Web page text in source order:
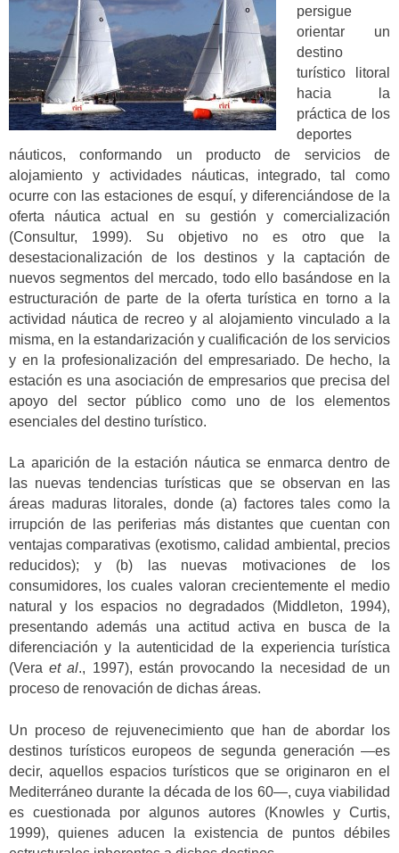
persigue
orientar un
destino
turístico litoral
hacia la
práctica de los
deportes
náuticos, conformando un producto de servicios de
alojamiento y actividades náuticas, integrado, tal como
ocurre con las estaciones de esquí, y diferenciándose de la
oferta náutica actual en su gestión y comercialización
(Consultur, 1999). Su objetivo no es otro que la
desestacionalización de los destinos y la captación de
nuevos segmentos del mercado, todo ello basándose en la
estructuración de parte de la oferta turística en torno a la
actividad náutica de recreo y al alojamiento vinculado a la
misma, en la estandarización y cualificación de los servicios
y en la profesionalización del empresariado. De hecho, la
estación es una asociación de empresarios que precisa del
apoyo del sector público como uno de los elementos
esenciales del destino turístico.
La aparición de la estación náutica se enmarca dentro de
las nuevas tendencias turísticas que se observan en las
áreas maduras litorales, donde (a) factores tales como la
irrupción de las periferias más distantes que cuentan con
ventajas comparativas (exotismo, calidad ambiental, precios
reducidos); y (b) las nuevas motivaciones de los
consumidores, los cuales valoran crecientemente el medio
natural y los espacios no degradados (Middleton, 1994),
presentando además una actitud activa en busca de la
diferenciación y la autenticidad de la experiencia turística
(Veraet al., 1997), están provocando la necesidad de un
proceso de renovación de dichas áreas.
Un proceso de rejuvenecimiento que han de abordar los
destinos turísticos europeos de segunda generación —es
decir, aquellos espacios turísticos que se originaron en el
Mediterráneo durante la década de los 60—, cuya viabilidad
es cuestionada por algunos autores (Knowles y Curtis,
1999), quienes aducen la existencia de puntos débiles